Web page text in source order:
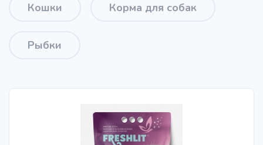
Кошки Корма для собак
Рыбки